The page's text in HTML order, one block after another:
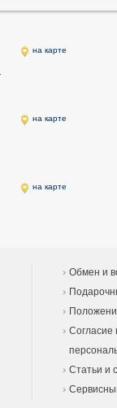
на карте
на карте
на карте
Обмен и
Согласие
Статьи и